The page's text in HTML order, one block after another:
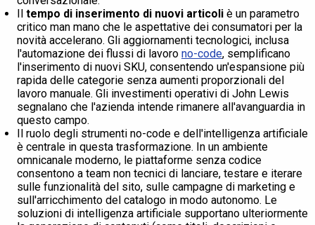
tempo di inserimento di nuovi articoli è un parametro
critico man mano che le aspettative dei consumatori per la
novità accelerano. Gli aggiornamenti tecnologici, inclusa
l'automazione dei flussi di lavoro no-code, semplificano
l'inserimento di nuovi SKU, consentendo un'espansione più
rapida delle categorie senza aumenti proporzionali del
lavoro manuale. Gli investimenti operativi di John Lewis
segnalano che l'azienda intende rimanere all'avanguardia in
questo campo.
Il ruolo degli strumenti no-code e dell'intelligenza artificiale
è centrale in questa trasformazione. In un ambiente
omnicanale moderno, le piattaforme senza codice
consentono a team non tecnici di lanciare, testare e iterare
sulle funzionalità del sito, sulle campagne di marketing e
sull'arricchimento del catalogo in modo autonomo. Le
soluzioni di intelligenza artificiale supportano ulteriormente